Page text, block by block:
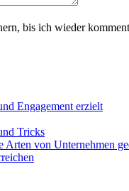
bis ich wieder
Engagement erzielt
Tricks
von Unternehmen